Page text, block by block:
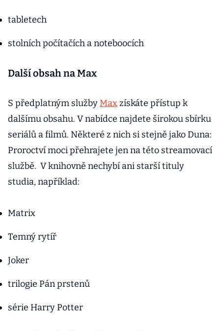
tabletech
stolních počítačích a noteboocích
Další obsah na Max
S předplatným služby Maxzískáte přístup k
dalšímu obsahu. V nabídce najdete širokou sbírku
seriálů a filmů. Některé z nich si stejně jako Duna:
Proroctví moci přehrajete jen na této streamovací
službě. V knihovně nechybí ani starší tituly
studia, například:
Matrix
Temný rytíř
Joker
trilogie Pán prstenů
série Harry Potter